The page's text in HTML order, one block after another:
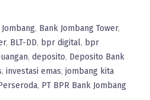
, Bank Jombang Tower,
, BLT-DD, bpr digital, bpr
, deposito, Deposito Bank
, investasi emas, jombang kita
, PT BPR Bank Jombang